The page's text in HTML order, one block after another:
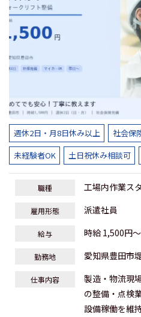
週休2日・月8日休み以上 社会保
未経験者OK
土日祝休み相談可
職種 工場内作業ス
雇用形態 派遣社員
給与 時給 1,500円～
勤務地 愛知県豊田市
仕事内容
製造・物流現
の整備・点検
設備稼働を維